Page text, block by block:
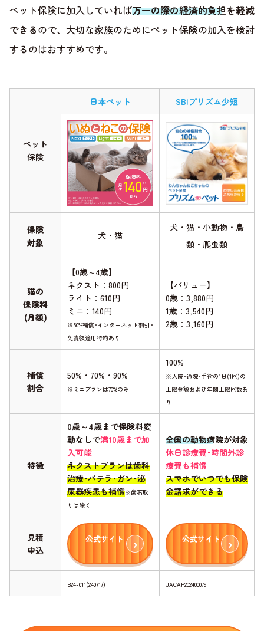
ペット保険に加入していれば万一の際の経済的負担を軽減
できるので、大切な家族のためにペット保険の加入を検討
するのはおすすめです。
ペット
保険
日本ペット SBIプリズム少短
保険
対象
犬・猫
犬・猫・小動物・鳥
類・爬虫類
猫の
保険料
(月額)
【0歳～4歳】
ネクスト：800円
ライト：610円
ミニ：140円
※50%補償･インターネット割引･
免責額適用特約あり
【バリュー】
0歳：3,880円
1歳：3,540円
2歳：3,160円
補償
割合
50%・70%・90%
※ミニプランは70%のみ
100%
※入院･通院･手術の1日(1回)の
上限金額および年間上限回数あ
り
特徴
0歳～4歳まで保険料変
動なしで満10歳まで加
入可能
ネクストプランは歯科
治療･パテラ･ガン･泌
尿器疾患も補償※歯石取
りは除く
全国の動物病院が対象
休日診療費･時間外診
療費も補償
スマホでいつでも保険
金請求ができる
見積
申込
公式サイト 公式サイト
B24-011(240717) JACAP202400079